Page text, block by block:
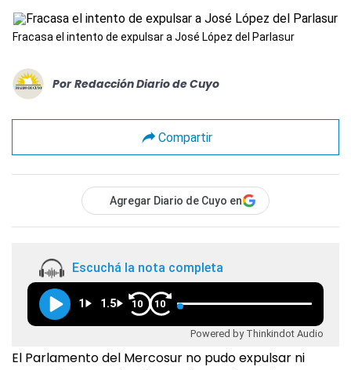
Fracasa el intento de expulsar a José López del Parlasur
Por Redacción Diario de Cuyo
Compartir
Agregar Diario de Cuyo en
Escuchá la nota completa
1 1.5 10 10
Powered by Thinkindot Audio
El Parlamento del Mercosur no pudo expulsar ni